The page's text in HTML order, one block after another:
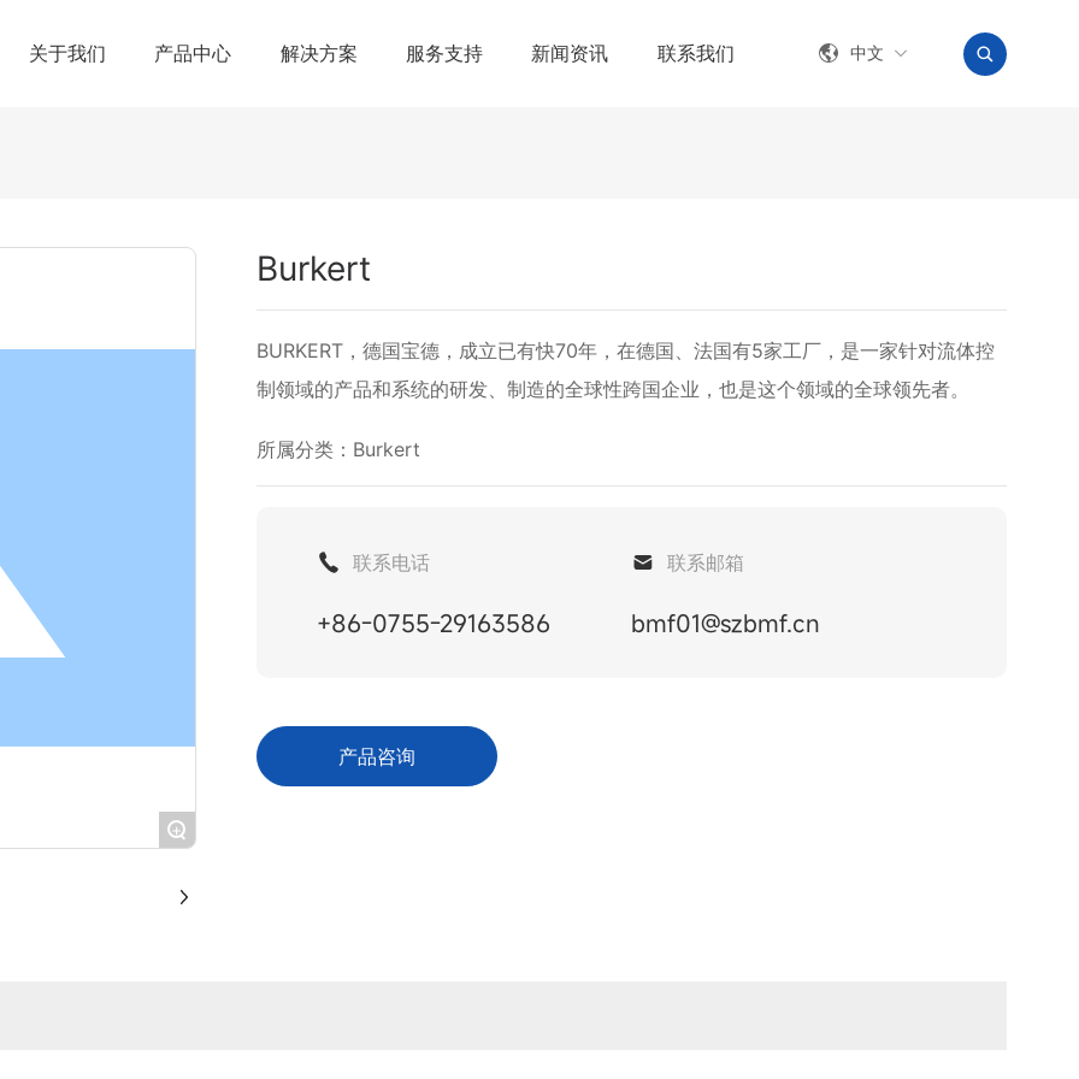
关于我们 产品中心 解决方案 服务支持 新闻资讯 联系我们 中文
+
Burkert
BURKERT，德国宝德，成立已有快70年，在德国、法国有5家工厂，是一家针对流体控
制领域的产品和系统的研发、制造的全球性跨国企业，也是这个领域的全球领先者。
所属分类： Burkert
联系电话
+86-0755-29163586
联系邮箱
bmf01@szbmf.cn
产品咨询